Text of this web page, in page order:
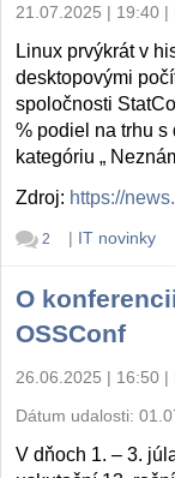
21.07.2025 | 19:40 |
Linux prvýkrát v
desktopovými
spoločnosti
% podiel na trhu s
kategóriu „
Zdroj: https://
2 | IT novinky
O
OSSConf
26.06.2025 | 16:50 |
Dátum udalosti:
V dňoch 1. – 3.